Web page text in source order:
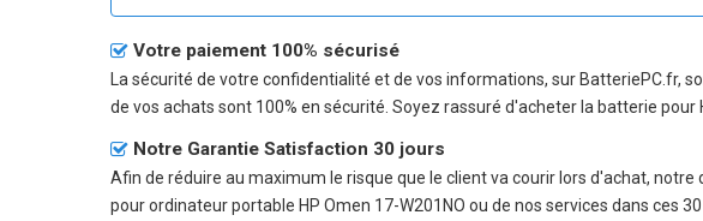
Votre paiement 100% sécurisé
La sécurité de votre confidentialité et de vos informations, sur BatteriePC.fr,
de vos achats sont 100% en sécurité. Soyez rassuré d'acheter la batterie pour
Notre Garantie Satisfaction 30 jours
Afin de réduire au maximum le risque que le client va courir lors d'achat,
pour ordinateur portable HP Omen 17-W201NO ou de nos services dans ces